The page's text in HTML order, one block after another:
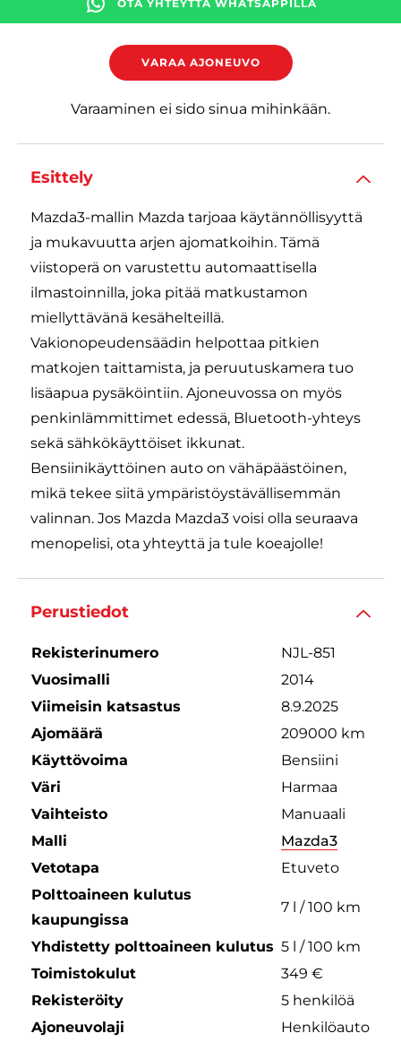
OTA YHTEYTTÄ WHATSAPPILLA
VARAA AJONEUVO
Varaaminen ei sido sinua mihinkään.
Esittely
Mazda3-mallin Mazda tarjoaa käytännöllisyyttä
ja mukavuutta arjen ajomatkoihin. Tämä
viistoperä on varustettu automaattisella
ilmastoinnilla, joka pitää matkustamon
miellyttävänä kesähelteillä.
Vakionopeudensäädin helpottaa pitkien
matkojen taittamista, ja peruutuskamera tuo
lisäapua pysäköintiin. Ajoneuvossa on myös
penkinlämmittimet edessä, Bluetooth-yhteys
sekä sähkökäyttöiset ikkunat.
Bensiinikäyttöinen auto on vähäpäästöinen,
mikä tekee siitä ympäristöystävällisemmän
valinnan. Jos Mazda Mazda3 voisi olla seuraava
menopelisi, ota yhteyttä ja tule koeajolle!
Perustiedot
Rekisterinumero
NJL-851
Vuosimalli
2014
Viimeisin katsastus
8.9.2025
Ajomäärä
209000 km
Käyttövoima
Bensiini
Väri
Harmaa
Vaihteisto
Manuaali
Malli
Mazda3
Vetotapa
Etuveto
Polttoaineen kulutus
kaupungissa
7 l / 100 km
Yhdistetty polttoaineen kulutus 5 l / 100 km
Toimistokulut
349 €
Rekisteröity
5 henkilöä
Ajoneuvolaji
Henkilöauto